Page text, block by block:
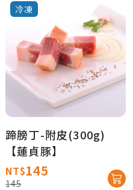
冷凍
蹄膀丁-附皮(300g)
【蓮貞豚】
NT$145
145